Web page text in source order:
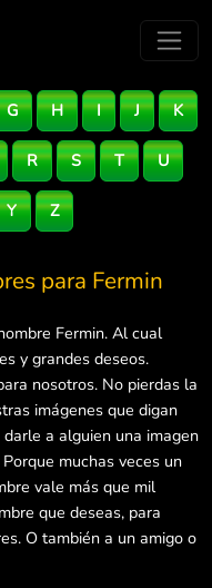
G H I J K
R S T U
Y Z
para Fermin
Fermin. Al cual
y grandes deseos.
nosotros. No pierdas la
imágenes que digan
a alguien una imagen
muchas veces un
vale más que mil
que deseas, para
O también a un amigo o